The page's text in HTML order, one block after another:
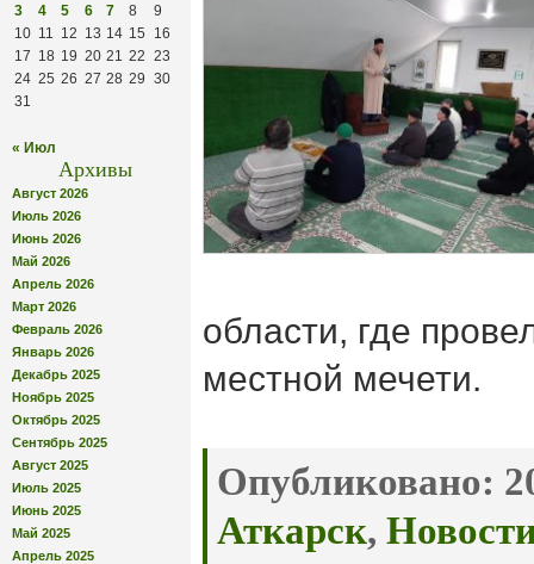
3
4 5 6 7 8
9
10 11 12 13 14 15
16
17 18 19 20 21 22 23
24 25 26 27 28 29 30
31
« Июл
Архивы
Август 2026
Июль 2026
Июнь 2026
Май 2026
Апрель 2026
Март 2026
Февраль 2026
Январь 2026
Декабрь 2025
Ноябрь 2025
Октябрь 2025
Сентябрь 2025
Август 2025
Июль 2025
Июнь 2025
Май 2025
Апрель 2025
области, где
местной мечети.
Опубликовано:
Аткарск,